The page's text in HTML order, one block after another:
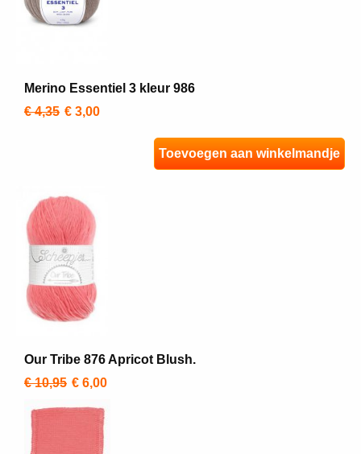
Merino Essentiel 3 kleur 986
€ 4,35 € 3,00
Toevoegen aan winkelmandje
Our Tribe 876 Apricot Blush.
€ 10,95 € 6,00